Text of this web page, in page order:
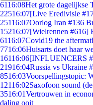
6116:08Het grote dagelijkse
22516:07[Live Eredivisie
25116:07Oorlog Iran #136
15216:07[Wielrennen #616]
6116:07Covid19 the
7716:06Huisarts doet haar
16116:06[INFLUENCERS
21916:04Russia vs Ukraine
8516:03Voorspellingstopic:
12116:02Saxofoon sound
3516:01Vertrouwen in
daling ooit